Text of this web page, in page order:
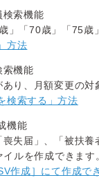
検索機能
」「70歳」「75
方法
索機能
あり、月額変更の
検索する」方法
機能
喪失届」、「被扶
ルを作成できます
作成］にて作成で